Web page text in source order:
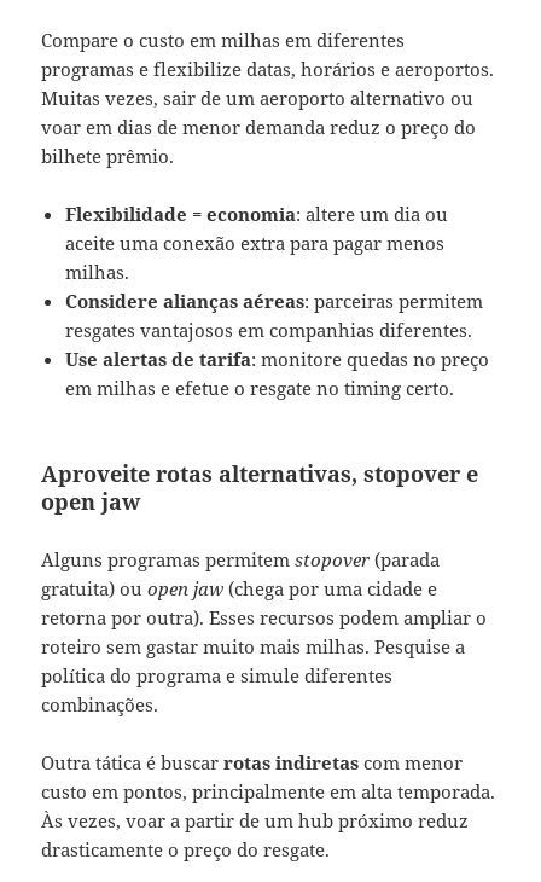
Compare o custo em milhas em diferentes
programas e flexibilize datas, horários e aeroportos.
Muitas vezes, sair de um aeroporto alternativo ou
voar em dias de menor demanda reduz o preço do
bilhete prêmio.
Flexibilidade = economia: altere um dia ou
aceite uma conexão extra para pagar menos
milhas.
Considere alianças aéreas: parceiras permitem
resgates vantajosos em companhias diferentes.
Use alertas de tarifa: monitore quedas no preço
em milhas e efetue o resgate no timing certo.
Aproveite rotas alternativas, stopover e
open jaw
Alguns programas permitemstopover (parada
gratuita) ouopen jaw (chega por uma cidade e
retorna por outra). Esses recursos podem ampliar o
roteiro sem gastar muito mais milhas. Pesquise a
política do programa e simule diferentes
combinações.
Outra tática é buscarrotas indiretas com menor
custo em pontos, principalmente em alta temporada.
Às vezes, voar a partir de um hub próximo reduz
drasticamente o preço do resgate.